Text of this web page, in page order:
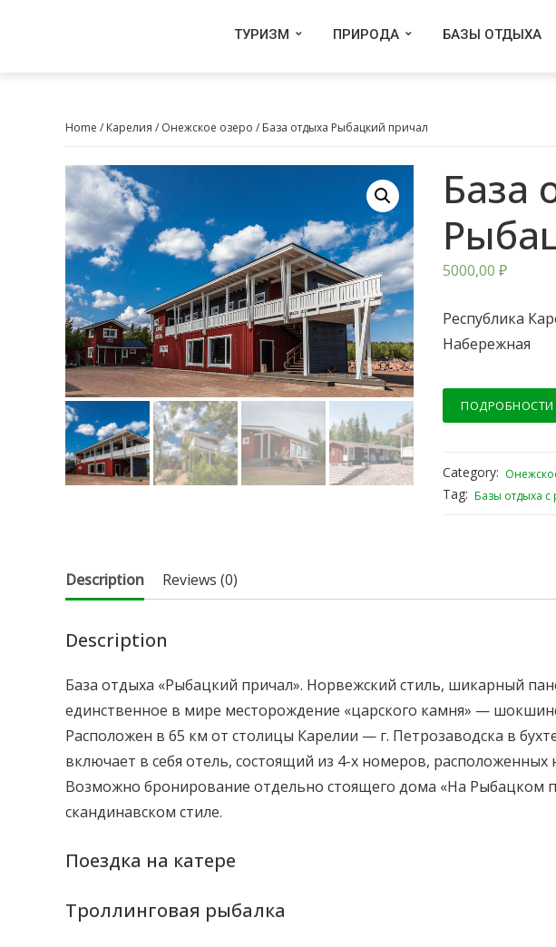
ТУРИЗМ ПРИРОДА БАЗЫ ОТДЫХА
Home / Карелия / Онежское озеро / База отдыха Рыбацкий причал
База
5000,00 ₽
Республика
Набережная
ПОДРОБНОСТИ
Category:
Tag: Базы отдыха с
Description Reviews (0)
Description
База отдыха «Рыбацкий причал». Норвежский стиль, шикарный
единственное в мире месторождение «царского камня» —
Расположен в 65 км от столицы Карелии — г. Петрозаводска в
включает в себя отель, состоящий из 4-х номеров, расположенных
Возможно бронирование отдельно стоящего дома «На Рыбацком
скандинавском стиле.
Поездка на катере
Троллинговая рыбалка